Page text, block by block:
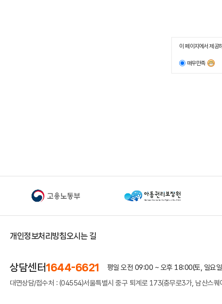
이 페이지에서 제공
매우만족
개인정보처리방침오시는 길
상담센터1644-6621 평일 오전 09:00 ~ 오후 18:00(토, 일요
대면상담/접수처 : (04554)서울특별시 중구 퇴계로 173(충무로3가, 남산스퀘